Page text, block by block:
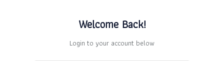
Welcome Back!
Login to your account below